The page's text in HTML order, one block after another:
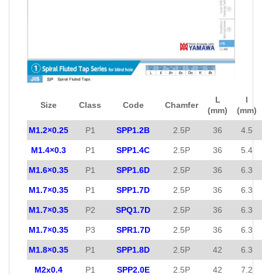
Size Class Code Chamfer
L
(mm)
l
(mm)
M1.2×0.25 P1 SPP1.2B 2.5P 36 4.5
M1.4×0.3 P1 SPP1.4C 2.5P 36 5.4
M1.6×0.35 P1 SPP1.6D 2.5P 36 6.3
M1.7×0.35 P1 SPP1.7D 2.5P 36 6.3
M1.7×0.35 P2 SPQ1.7D 2.5P 36 6.3
M1.7×0.35 P3 SPR1.7D 2.5P 36 6.3
M1.8×0.35 P1 SPP1.8D 2.5P 42 6.3
M2x0.4 P1 SPP2.0E 2.5P 42 7.2